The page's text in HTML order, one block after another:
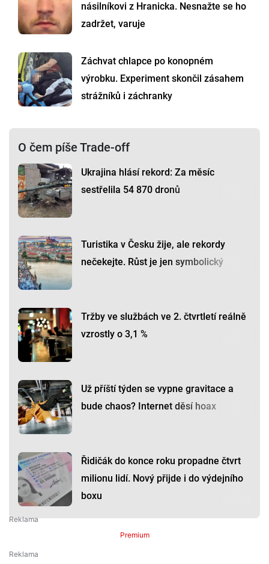
násilníkovi z Hranicka. Nesnažte se ho
zadržet, varuje
Záchvat chlapce po konopném
výrobku. Experiment skončil zásahem
strážníků i záchranky
O čem píše Trade-off
Ukrajina hlásí rekord: Za měsíc
sestřelila 54 870 dronů
Turistika v Česku žije, ale rekordy
nečekejte. Růst je jen symbolický
Tržby ve službách ve 2. čtvrtletí reálně
vzrostly o 3,1 %
Už příští týden se vypne gravitace a
bude chaos? Internet děsí hoax
Řidičák do konce roku propadne čtvrt
milionu lidí. Nový přijde i do výdejního
boxu
Premium